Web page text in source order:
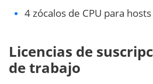
4 zócalos de CPU para
Licencias de
de trabajo